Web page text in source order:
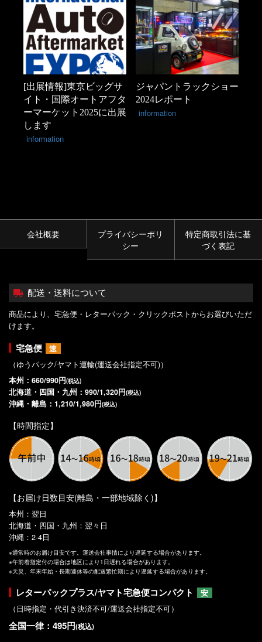
[出展情報]東京ビッグサ
イト・国際オートアフタ
ーマーケット2025に出展
します
information
ジャパントラックショー
2024レポート
information
会社概要
プライバシーポリ
シー
特定商取引法に基
づく表記
配送・送料について
商品により、宅急便・レターパック・クリックポストからお選びいただ
けます。
宅急便
速
（ゆうパック/ヤマト運輸(運送会社指定不可)）
本州：660/990円(税込)
北海道・四国・九州：990/1,320円(税込)
沖縄・離島：1,210/1,980円(税込)
【時間指定】
【お届け日数目安(離島・一部地域除く)】
本州：翌日
北海道・四国・九州：翌々日
沖縄：2-4日
※通常時のお届け目安です。運送会社事情により遅延する場合があります。
※午前着指定付の場合は地区により1日遅れる場合があります。
※天災、年末年始・長期連休等の配送繁忙期により遅延する場合があります。
レターパックプラス/ヤマト宅急便コンパクト
安
（日時指定・代引き決済不可/運送会社指定不可）
全国一律：495円(税込)